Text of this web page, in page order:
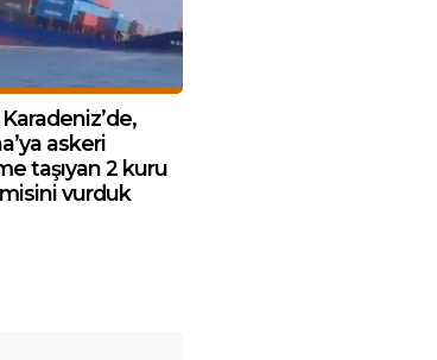
askeri
taşıyan 2 kuru
vurduk